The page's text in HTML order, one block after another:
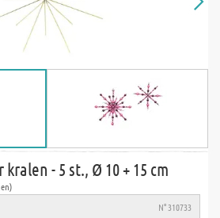
- 5 st., Ø 10 + 15 cm
N° 310733